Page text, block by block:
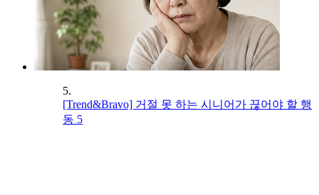
5.
[Trend&Bravo] 거절 못 하는 시니어가 끊어야 할 행
동 5